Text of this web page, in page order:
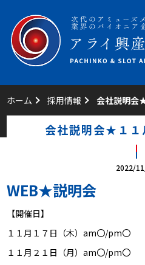
ホーム 採用情報 会社説明会
会社説明会★１１
2022/
WEB★説明会
【開催日】
１１月１７日（木）am〇/pm〇
１１月２１日（月）am〇/pm〇